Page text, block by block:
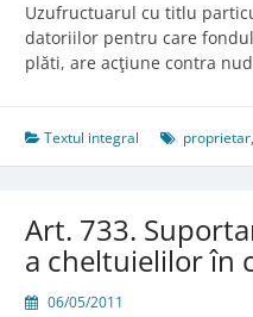
Uzufructuarul cu titlu
datoriilor pentru care
plăti, are acţiune contra
Textul integral proprietar,
Art. 733.
a cheltuielilor în
06/05/2011